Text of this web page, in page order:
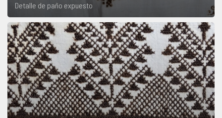
Detalle de paño expuesto